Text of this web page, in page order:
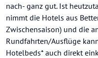
nach- ganz gut. Ist
nimmt die Hotels aus
Zwischensaison) und die
Rundfahrten/Ausflüge
Hotelbeds* auch direkt